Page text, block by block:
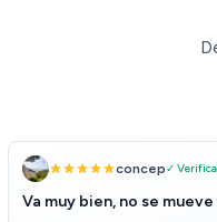
concep✓
Va muy bien, no se